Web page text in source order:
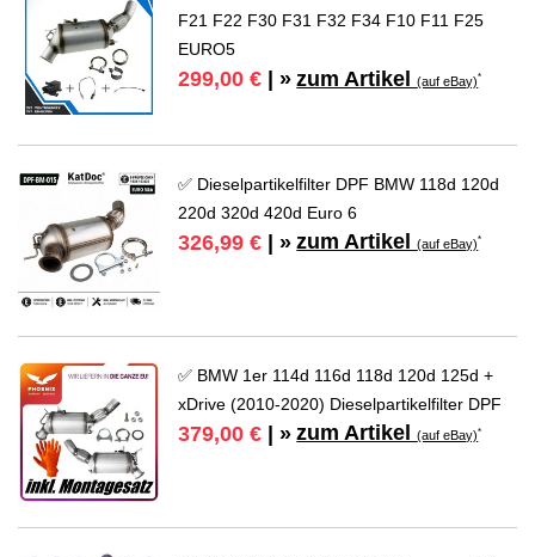
F21 F22 F30 F31 F32 F34 F10 F11 F25
EURO5
299,00 € | » zum Artikel(auf eBay)*
✅ Dieselpartikelfilter DPF BMW 118d 120d
220d 320d 420d Euro 6
326,99 € | » zum Artikel(auf eBay)*
✅ BMW 1er 114d 116d 118d 120d 125d +
xDrive (2010-2020) Dieselpartikelfilter DPF
379,00 € | » zum Artikel(auf eBay)*